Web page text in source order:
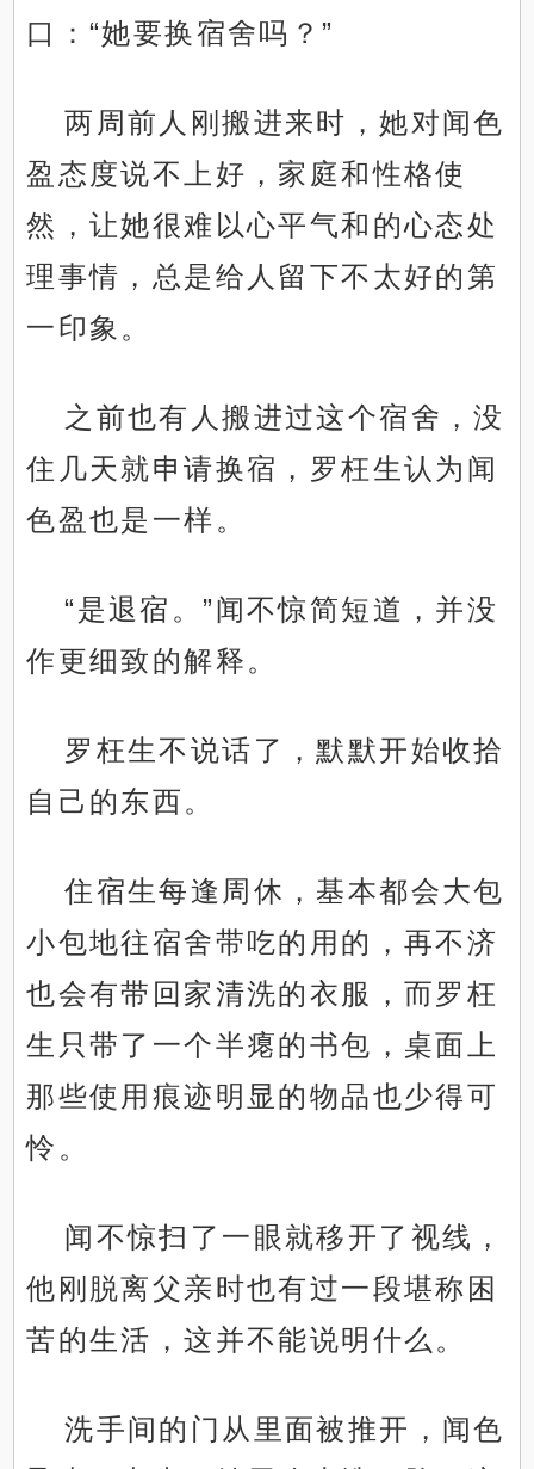
口：“她要换宿舍吗？”
两周前人刚搬进来时，她对闻色
盈态度说不上好，家庭和性格使
然，让她很难以心平气和的心态处
理事情，总是给人留下不太好的第
一印象。
之前也有人搬进过这个宿舍，没
住几天就申请换宿，罗枉生认为闻
色盈也是一样。
“是退宿。”闻不惊简短道，并没
作更细致的解释。
罗枉生不说话了，默默开始收拾
自己的东西。
住宿生每逢周休，基本都会大包
小包地往宿舍带吃的用的，再不济
也会有带回家清洗的衣服，而罗枉
生只带了一个半瘪的书包，桌面上
那些使用痕迹明显的物品也少得可
怜。
闻不惊扫了一眼就移开了视线，
他刚脱离父亲时也有过一段堪称困
苦的生活，这并不能说明什么。
洗手间的门从里面被推开，闻色